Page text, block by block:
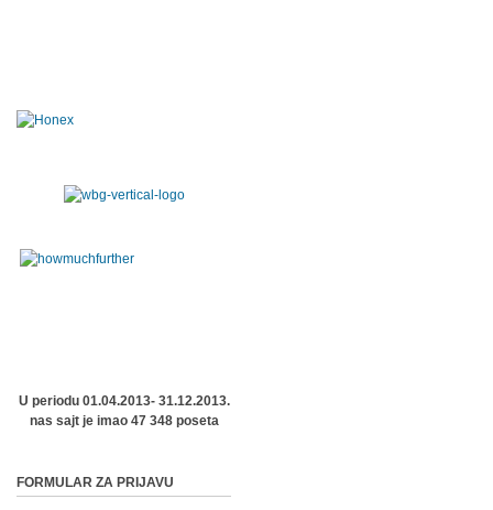
U periodu 01.04.2013- 31.12.2013.
nas sajt je imao 47 348 poseta
FORMULAR ZA PRIJAVU